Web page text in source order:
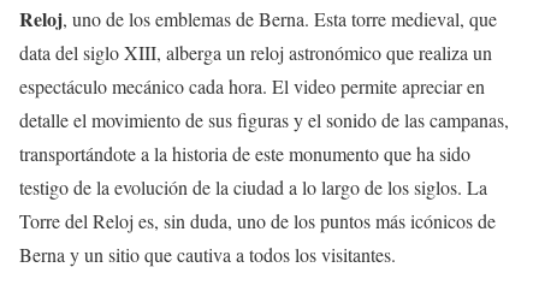
Reloj, uno de los emblemas de Berna. Esta torre medieval, que
data del siglo XIII, alberga un reloj astronómico que realiza un
espectáculo mecánico cada hora. El video permite apreciar en
detalle el movimiento de sus figuras y el sonido de las campanas,
transportándote a la historia de este monumento que ha sido
testigo de la evolución de la ciudad a lo largo de los siglos. La
Torre del Reloj es, sin duda, uno de los puntos más icónicos de
Berna y un sitio que cautiva a todos los visitantes.